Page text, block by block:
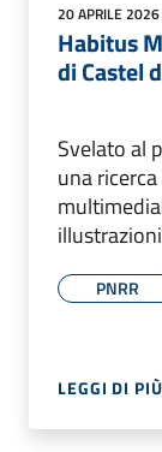
20 APRILE 2026
Habitus
di Castel
Svelato al
una
PNRR
LEGGI DI PIÙ